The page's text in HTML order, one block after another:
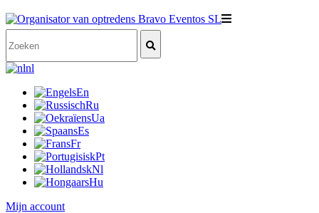
nl
En
Ru
Ua
Es
Fr
Pt
Nl
Hu
Mijn account